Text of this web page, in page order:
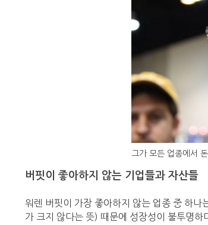
그가 모든 업종에서
버핏이 좋아하지 않는 기업들과 자산들
워렌 버핏이 가장 좋아하지 않는 업종 중 하
가 크지 않다는 뜻) 때문에 성장성이 불투명하